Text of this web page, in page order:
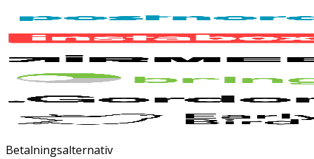
Betalningsalternativ